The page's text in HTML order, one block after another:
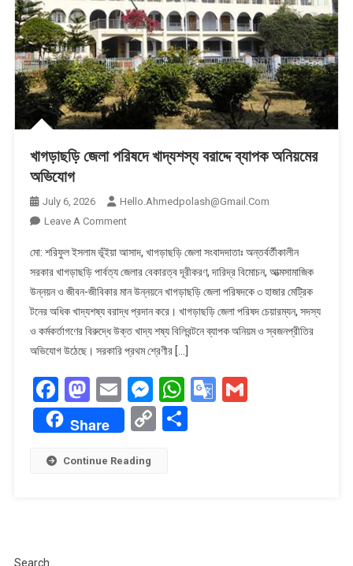
খাগড়াছড়ি জেলা পরিষদে খাদ্যশস্য বরাদ্দে ব্যাপক অনিয়মের
অভিযোগ
July 6, 2026
Hello.ahmedpolash@gmail.com
Leave A CommentOn
জেলা
পরিষদে
খাদ্যশস্য
বরাদ্দে
ব্যাপক
অনিয়মের
মো: শরিফুল ইসলাম ভূঁইয়া আসাদ, খাগড়াছড়ি জেলা সংবাদদাতাঃ অন্তর্বর্তীকালীন
সরকার খাগড়াছড়ি পার্বত্য জেলার বেকারত্ব দূরীকরণ, দারিদ্র বিমোচন, আত্মসামাজিক
উন্নয়ন ও জীবন-জীবিকার মান উন্নয়নে খাগড়াছড়ি জেলা পরিষদকে ৩ হাজার মেট্রিক
টনের অধিক খাদ্যশষ্য বরাদ্ধ প্রদান করে। খাগড়াছড়ি জেলা পরিষদ চেয়ারম্যন, সদস্য
ও কর্মকর্তাগণের বিরুদ্ধে উক্ত খাদ্য শষ্য বিলিবন্টনে ব্যাপক অনিয়ম ও স্বজনপ্রীতির
অভিযোগ উঠেছে। সরকারি প্রথম শ্রেণীর […]
Facebook
Mastodon
EmailMessenger
WhatsApp
Google
Gmail
Share
CopyShare
Continue Reading
Search